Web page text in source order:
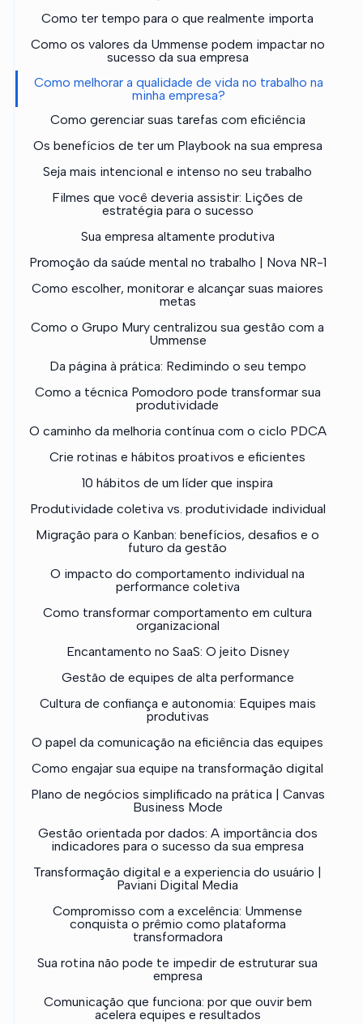
Como ter tempo para o que realmente importa
Como os valores da Ummense podem impactar no
sucesso da sua empresa
Como melhorar a qualidade de vida no trabalho na
minha empresa?
Como gerenciar suas tarefas com eficiência
Os benefícios de ter um Playbook na sua empresa
Seja mais intencional e intenso no seu trabalho
Filmes que você deveria assistir: Lições de
estratégia para o sucesso
Sua empresa altamente produtiva
Promoção da saúde mental no trabalho | Nova NR-1
Como escolher, monitorar e alcançar suas maiores
metas
Como o Grupo Mury centralizou sua gestão com a
Ummense
Da página à prática: Redimindo o seu tempo
Como a técnica Pomodoro pode transformar sua
produtividade
O caminho da melhoria contínua com o ciclo PDCA
Crie rotinas e hábitos proativos e eficientes
10 hábitos de um líder que inspira
Produtividade coletiva vs. produtividade individual
Migração para o Kanban: benefícios, desafios e o
futuro da gestão
O impacto do comportamento individual na
performance coletiva
Como transformar comportamento em cultura
organizacional
Encantamento no SaaS: O jeito Disney
Gestão de equipes de alta performance
Cultura de confiança e autonomia: Equipes mais
produtivas
O papel da comunicação na eficiência das equipes
Como engajar sua equipe na transformação digital
Plano de negócios simplificado na prática | Canvas
Business Mode
Gestão orientada por dados: A importância dos
indicadores para o sucesso da sua empresa
Transformação digital e a experiencia do usuário |
Paviani Digital Media
Compromisso com a excelência: Ummense
conquista o prêmio como plataforma
transformadora
Sua rotina não pode te impedir de estruturar sua
empresa
Comunicação que funciona: por que ouvir bem
acelera equipes e resultados